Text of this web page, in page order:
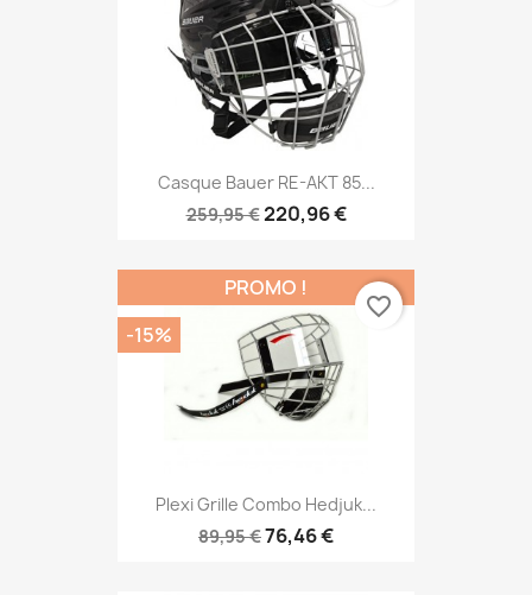
Casque Bauer RE-AKT 85...
259,95 €220,96 €
Plexi Grille Combo Hedjuk...
89,95 €76,46 €
PROMO !
-15%
favorite_border